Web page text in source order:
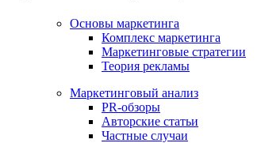
Основы маркетинга
Комплекс маркетинга
Маркетинговые стратегии
Теория рекламы
Маркетинговый анализ
PR-обзоры
Авторские статьи
Частные случаи